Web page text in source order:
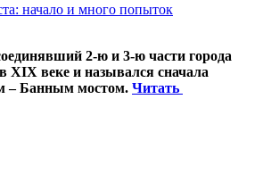
начало и много попыток
2-ю и 3-ю части города
XIX веке и назывался сначала
– Банным мостом. Читать